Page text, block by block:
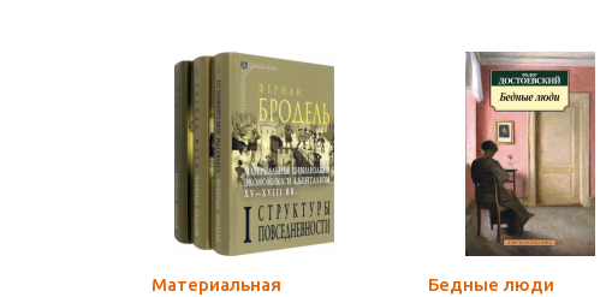
Материальная
Бедные люди